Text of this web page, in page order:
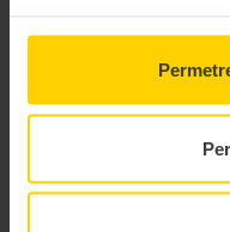
Model
Tipus